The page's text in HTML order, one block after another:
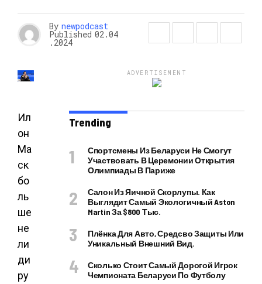
By newpodcast
Published 02.04
.2024
Ил
он
Ма
ск
бо
ль
ше
не
ли
ди
ру
ADVERTISEMENT
Trending
Спортсмены Из Беларуси Не Смогут
Участвовать В Церемонии Открытия
Олимпиады В Париже
Салон Из Яичной Скорлупы. Как
Выглядит Самый Экологичный Aston
Martin За $800 Тыс.
Плёнка Для Авто, Средсво Защиты Или
Уникальный Внешний Вид.
Сколько Стоит Самый Дорогой Игрок
Чемпионата Беларуси По Футболу